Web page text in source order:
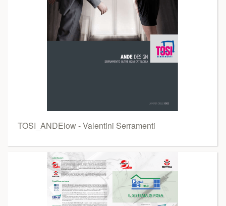
TOSI_ANDElow - Valentini Serramenti